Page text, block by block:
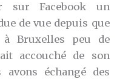
sur Facebook un
de vue depuis que
Bruxelles peu de
accouché de son
échangé des